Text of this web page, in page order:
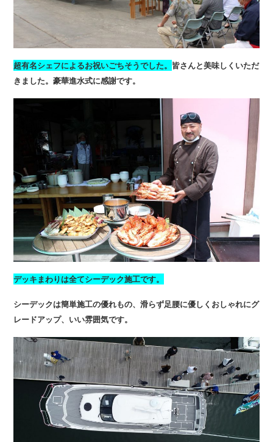
超有名シェフによるお祝いごちそうでした。 皆さんと美味しくいただ
きました。豪華進水式に感謝です。
デッキまわりは全てシーデック施工です。
シーデックは簡単施工の優れもの、滑らず足腰に優しくおしゃれにグ
レードアップ、いい雰囲気です。